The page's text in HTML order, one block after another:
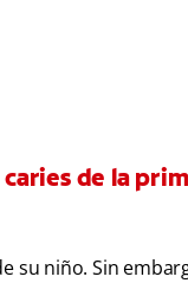
de la
su niño. Sin